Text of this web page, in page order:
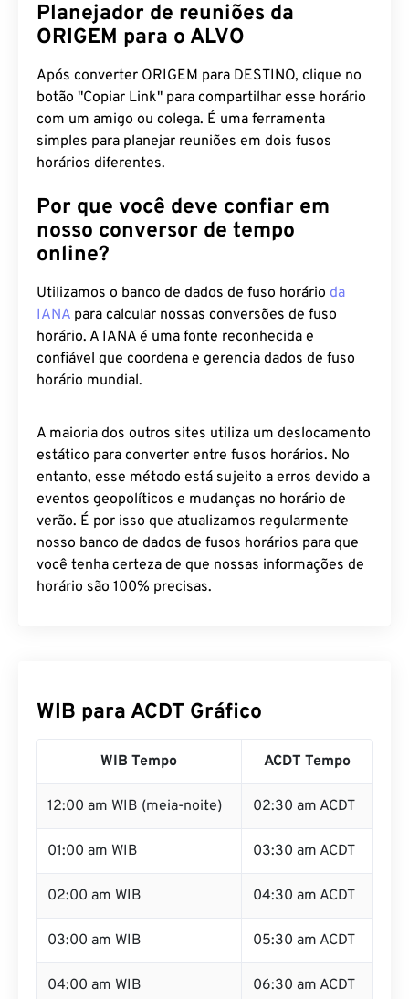
Planejador de reuniões da
ORIGEM para o ALVO
Após converter ORIGEM para DESTINO, clique no
botão "Copiar Link" para compartilhar esse horário
com um amigo ou colega. É uma ferramenta
simples para planejar reuniões em dois fusos
horários diferentes.
Por que você deve confiar em
nosso conversor de tempo
online?
Utilizamos o banco de dados de fuso horário da
IANA para calcular nossas conversões de fuso
horário. A IANA é uma fonte reconhecida e
confiável que coordena e gerencia dados de fuso
horário mundial.
A maioria dos outros sites utiliza um deslocamento
estático para converter entre fusos horários. No
entanto, esse método está sujeito a erros devido a
eventos geopolíticos e mudanças no horário de
verão. É por isso que atualizamos regularmente
nosso banco de dados de fusos horários para que
você tenha certeza de que nossas informações de
horário são 100% precisas.
WIB para ACDT Gráfico
WIB Tempo ACDT Tempo
12:00 am WIB (meia-noite) 02:30 am ACDT
01:00 am WIB 03:30 am ACDT
02:00 am WIB 04:30 am ACDT
03:00 am WIB 05:30 am ACDT
04:00 am WIB 06:30 am ACDT